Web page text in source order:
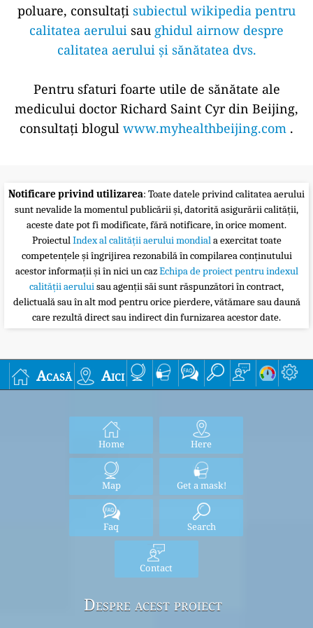
poluare, consultați subiectul wikipedia pentru
calitatea aerului sau ghidul airnow despre
calitatea aerului și sănătatea dvs.
Pentru sfaturi foarte utile de sănătate ale
medicului doctor Richard Saint Cyr din Beijing,
consultați blogul www.myhealthbeijing.com .
Notificare privind utilizarea: Toate datele privind calitatea aerului
sunt nevalide la momentul publicării și, datorită asigurării calității,
aceste date pot fi modificate, fără notificare, în orice moment.
ProiectulIndex al calității aerului mondiala exercitat toate
competențele și îngrijirea rezonabilă în compilarea conținutului
acestor informații și în nici un cazEchipa de proiect pentru indexul
calității aeruluisau agenții săi sunt răspunzători în contract,
delictuală sau în alt mod pentru orice pierdere, vătămare sau daună
care rezultă direct sau indirect din furnizarea acestor date.
Acasă Aici
Home Here
Map Get a mask!
Faq Search
Contact
Despre acest proiect